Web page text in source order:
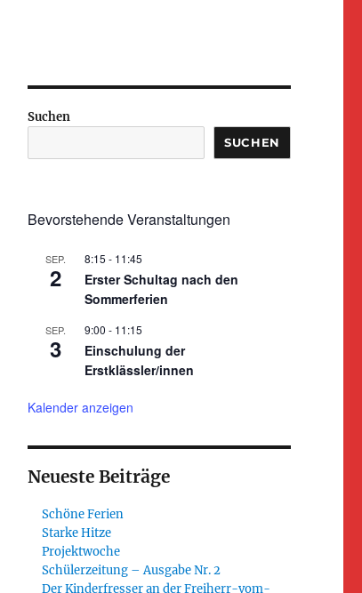
Suchen
SUCHEN
Bevorstehende Veranstaltungen
SEP.
2
8:15 - 11:45
Erster Schultag nach den
Sommerferien
SEP.
3
9:00 - 11:15
Einschulung der
Erstklässler/innen
Kalender anzeigen
Neueste Beiträge
Schöne Ferien
Starke Hitze
Projektwoche
Schülerzeitung – Ausgabe Nr. 2
Der Kinderfresser an der Freiherr-vom-